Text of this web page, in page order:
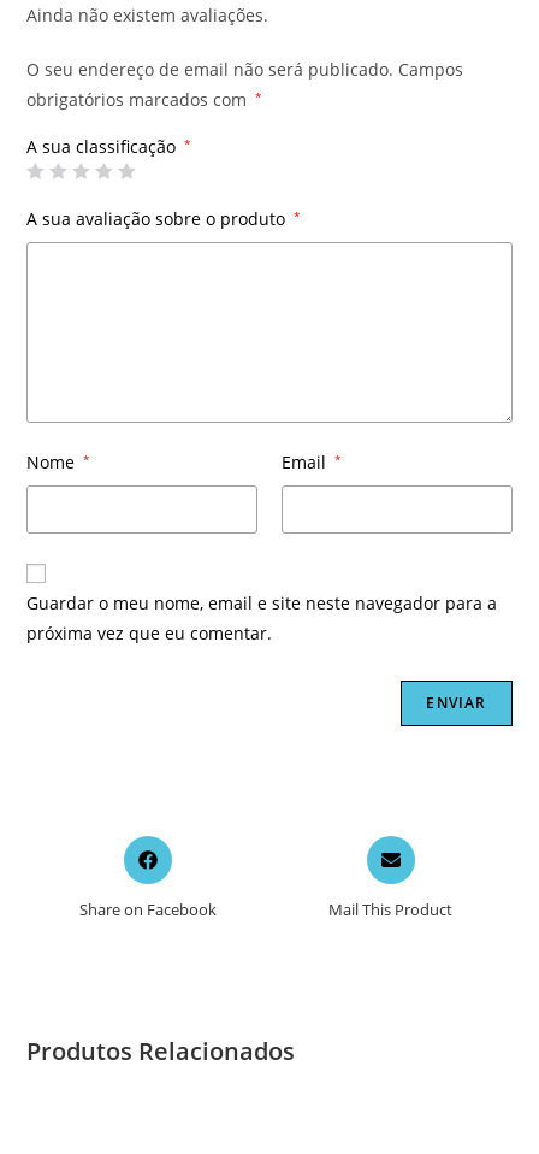
Ainda não existem avaliações.
O seu endereço de email não será publicado. Campos
obrigatórios marcados com
*
A sua classificação *
A sua avaliação sobre o produto *
Nome * Email *
Guardar o meu nome, email e site neste navegador para a
próxima vez que eu comentar.
Opens
in
new
Share on Facebook
Opens
in
a
new
Mail This Product
Produtos Relacionados